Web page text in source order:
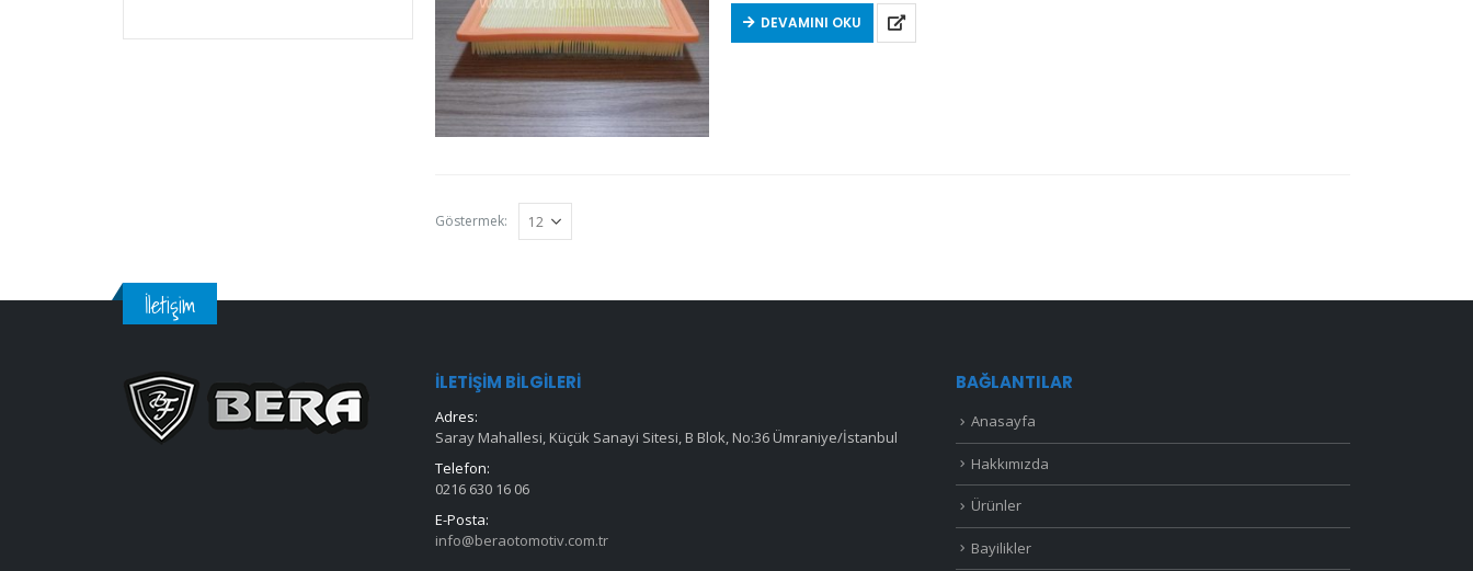
DEVAMINI OKU
Göstermek:
İletişim
İLETIŞIM BILGILERI
Adres:
Saray Mahallesi, Küçük Sanayi Sitesi, B Blok, No:36 Ümraniye/İstanbul
Telefon:
0216 630 16 06
E-Posta:
info@beraotomotiv.com.tr
BAĞLANTILAR
Anasayfa
Hakkımızda
Ürünler
Bayilikler